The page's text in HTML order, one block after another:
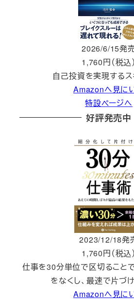
2026/6/15発
1,760円（税込）
自己投資を実現する
Amazonへ見に
特設ページへ
好評発売中
2023/12/18発
1,760円（税込）
仕事を30分単位で区切ること
をなくし、最速で片づ
Amazonへ見に